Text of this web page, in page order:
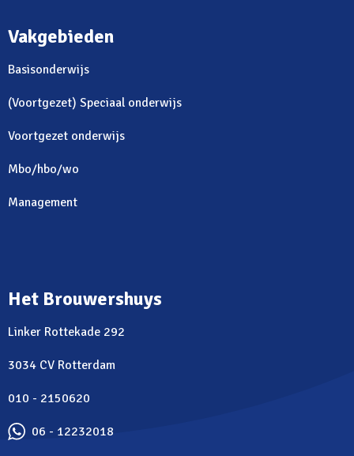
Vakgebieden
Basisonderwijs
(Voortgezet) Speciaal onderwijs
Voortgezet onderwijs
Mbo/hbo/wo
Management
Het Brouwershuys
Linker Rottekade 292
3034 CV Rotterdam
010 - 2150620
06 - 12232018